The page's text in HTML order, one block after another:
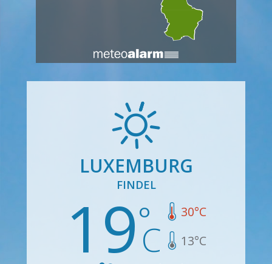
LUXEMBURG
FINDEL
19 30°C
13°C